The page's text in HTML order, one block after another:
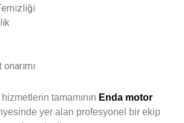
tamamının Enda motor
yer alan profesyonel bir ekip